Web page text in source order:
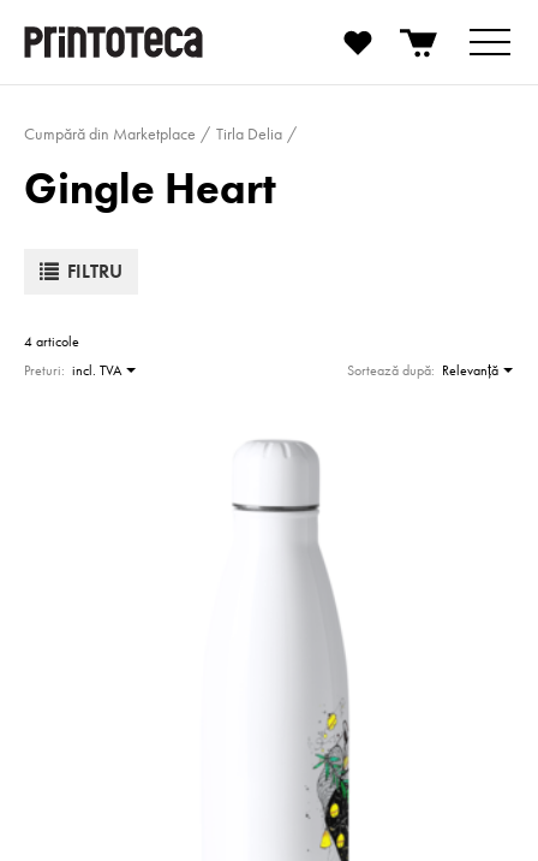
Cumpără din Marketplace Tirla Delia
Gingle Heart
FILTRU
4 articole
Preturi: incl. TVA Sortează după: Relevanţă